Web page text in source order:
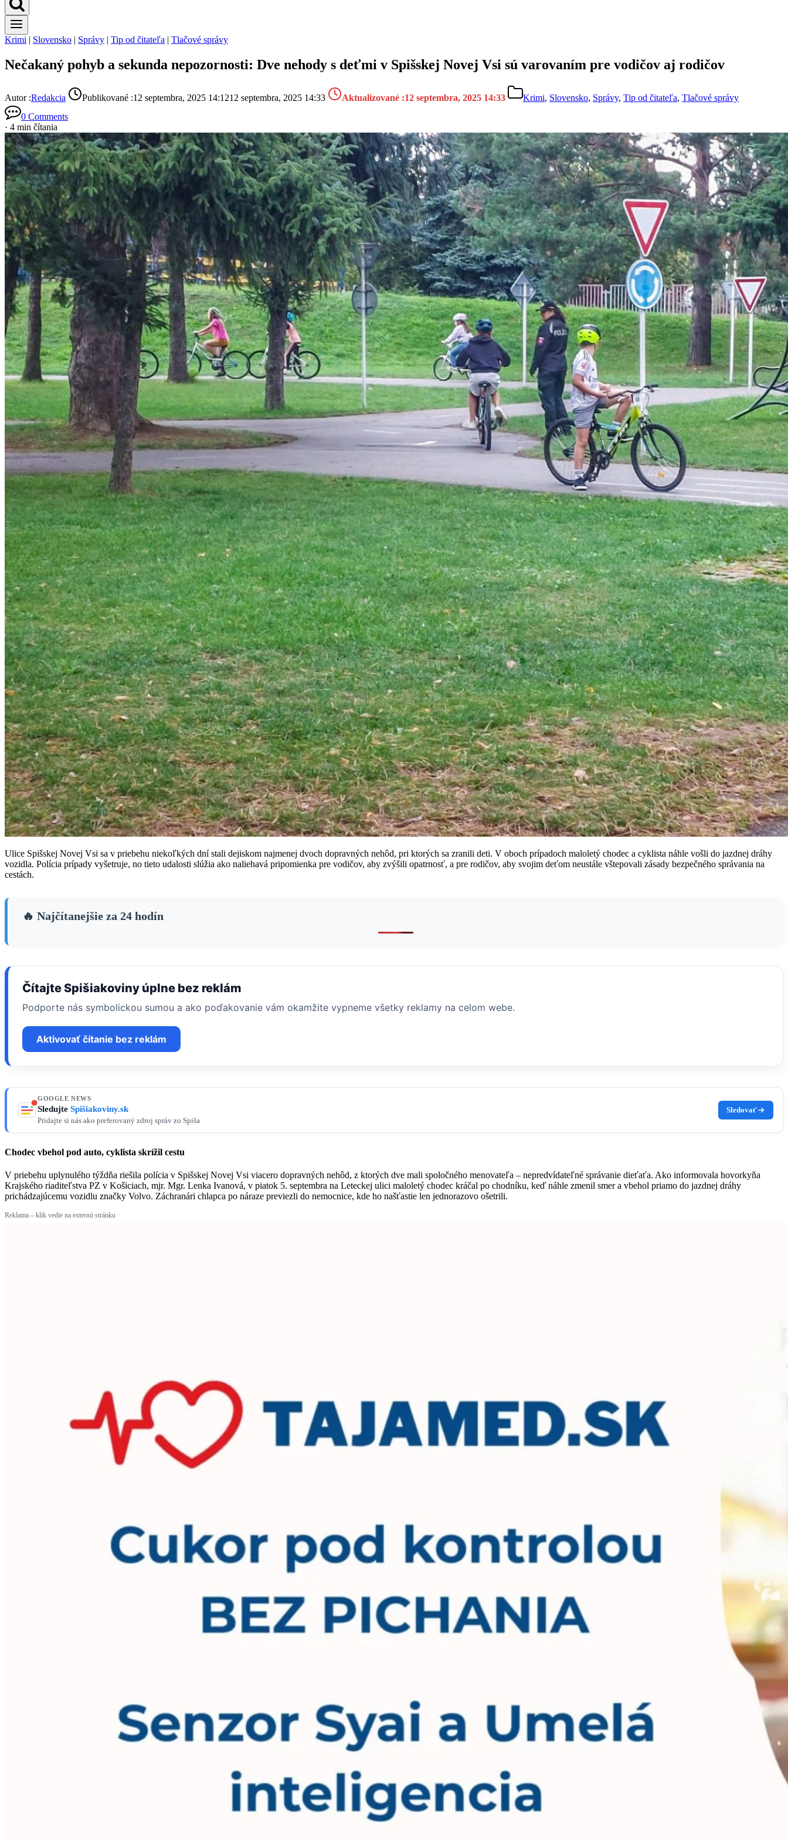
Krimi | Slovensko | Správy | Tip od čitateľa | Tlačové správy
Nečakaný pohyb a sekunda nepozornosti: Dve nehody s deťmi v Spišskej Novej Vsi sú varovaním pre vodičov aj rodičov
Autor :Redakcia Publikované :12 septembra, 2025 14:1212 septembra, 2025 14:33 Aktualizované :12 septembra, 2025 14:33 Krimi, Slovensko, Správy, Tip od čitateľa, Tlačové správy
0 Comments
· 4 min čítania
Ulice Spišskej Novej Vsi sa v priebehu niekoľkých dní stali dejiskom najmenej dvoch dopravných nehôd, pri ktorých sa zranili deti. V oboch prípadoch maloletý chodec a cyklista náhle vošli do jazdnej dráhy
vozidla. Polícia prípady vyšetruje, no tieto udalosti slúžia ako naliehavá pripomienka pre vodičov, aby zvýšili opatrnosť, a pre rodičov, aby svojim deťom neustále vštepovali zásady bezpečného správania na
cestách.
🔥 Najčítanejšie za 24 hodín
Čítajte Spišiakoviny úplne bez reklám
Podporte nás symbolickou sumou a ako poďakovanie vám okamžite vypneme všetky reklamy na celom webe.
Aktivovať čítanie bez reklám
GOOGLE NEWS
Sledujte Spišiakoviny.sk
Pridajte si nás ako preferovaný zdroj správ zo Spiša
Sledovať
Chodec vbehol pod auto, cyklista skrížil cestu
V priebehu uplynulého týždňa riešila polícia v Spišskej Novej Vsi viacero dopravných nehôd, z ktorých dve mali spoločného menovateľa – nepredvídateľné správanie dieťaťa. Ako informovala hovorkyňa
Krajského riaditeľstva PZ v Košiciach, mjr. Mgr. Lenka Ivanová, v piatok 5. septembra na Leteckej ulici maloletý chodec kráčal po chodníku, keď náhle zmenil smer a vbehol priamo do jazdnej dráhy
prichádzajúcemu vozidlu značky Volvo. Záchranári chlapca po náraze previezli do nemocnice, kde ho našťastie len jednorazovo ošetrili.
Reklama – klik vedie na externú stránku